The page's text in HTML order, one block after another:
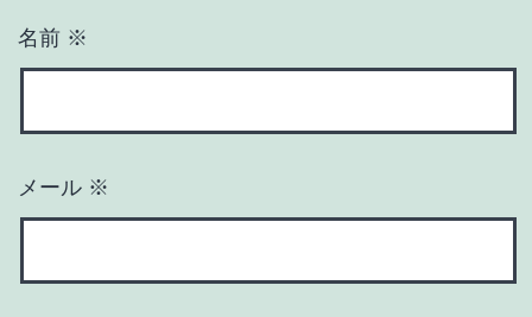
名前 ※
メール ※